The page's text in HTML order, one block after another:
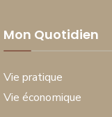
Mon Quotidien
Vie pratique
Vie économique